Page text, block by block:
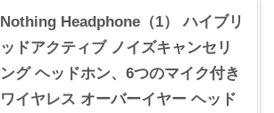
Nothing Headphone（1） ハイブリ
ッドアクティブ ノイズキャンセリ
ング ヘッドホン、6つのマイク付き
ワイヤレス オーバーイヤー ヘッド